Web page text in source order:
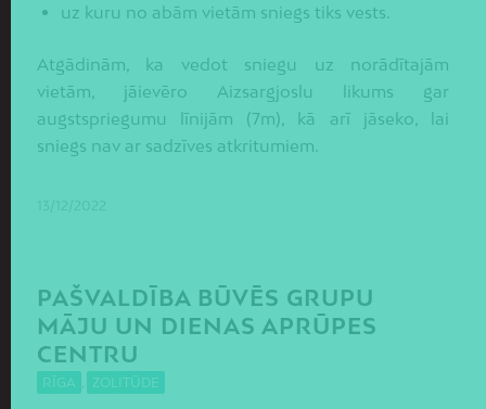
uz kuru no abām vietām sniegs tiks vests.
Atgādinām, ka vedot sniegu uz norādītajām
vietām, jāievēro Aizsargjoslu likums gar
augstspriegumu līnijām (7m), kā arī jāseko, lai
sniegs nav ar sadzīves atkritumiem.
PAŠVALDĪBA BŪVĒS GRUPU
MĀJU UN DIENAS APRŪPES
CENTRU
RĪGA ZOLITŪDE